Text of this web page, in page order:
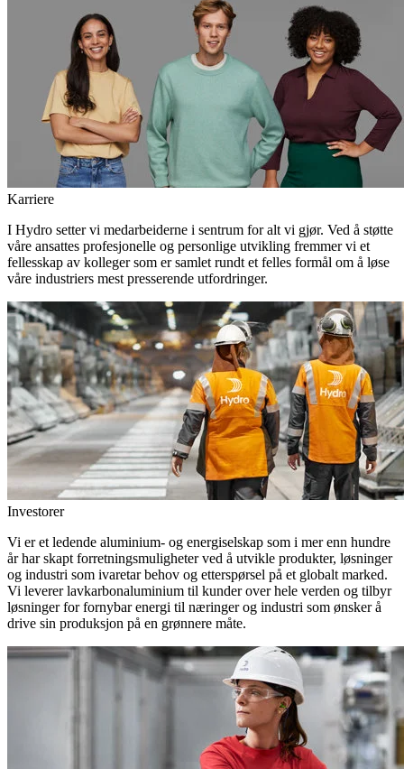
Karriere
I Hydro setter vi medarbeiderne i sentrum for alt vi gjør. Ved å støtte
våre ansattes profesjonelle og personlige utvikling fremmer vi et
fellesskap av kolleger som er samlet rundt et felles formål om å løse
våre industriers mest presserende utfordringer.
Investorer
Vi er et ledende aluminium- og energiselskap som i mer enn hundre
år har skapt forretningsmuligheter ved å utvikle produkter, løsninger
og industri som ivaretar behov og etterspørsel på et globalt marked.
Vi leverer lavkarbonaluminium til kunder over hele verden og tilbyr
løsninger for fornybar energi til næringer og industri som ønsker å
drive sin produksjon på en grønnere måte.